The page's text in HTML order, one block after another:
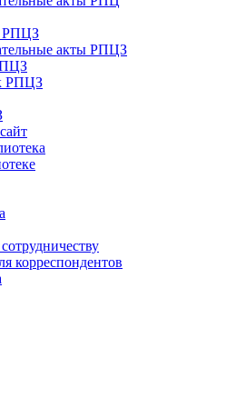
РПЦЗ
акты РПЦЗ
РПЦЗ
корреспондентов